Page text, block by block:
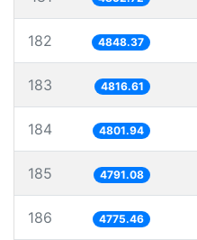
182 4848.37
183 4816.61
184 4801.94
185 4791.08
186 4775.46